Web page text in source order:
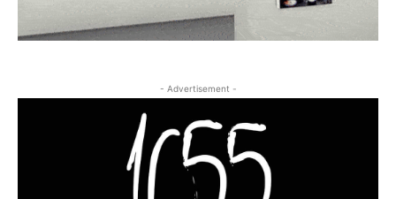
- Advertisement -